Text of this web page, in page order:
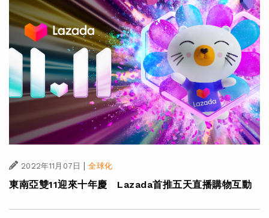
2022年11月07日 | 全球化
東南亞雙11迎來十年慶 Lazada首推五天直播購物互動